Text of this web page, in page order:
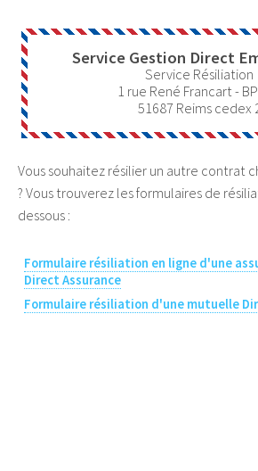
Service Gestion Direct
Service Résiliation
1 rue René Francart -
51687 Reims cedex
Vous souhaitez résilier un autre contrat
? Vous trouverez les formulaires de
dessous :
Formulaire résiliation en ligne d'une
Direct Assurance
Formulaire résiliation d'une mutuelle